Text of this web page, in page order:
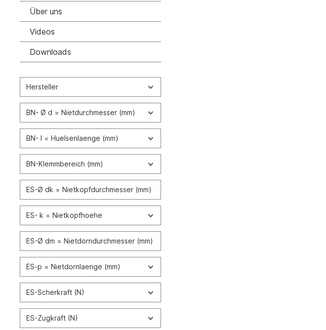
Über uns
Videos
Downloads
Hersteller
BN- Ø d = Nietdurchmesser (mm)
BN- l = Huelsenlaenge (mm)
BN-Klemmbereich (mm)
ES-Ø dk = Nietkopfdurchmesser (mm)
ES- k = Nietkopfhoehe
ES-Ø dm = Nietdorndurchmesser (mm)
ES-p = Nietdornlaenge (mm)
ES-Scherkraft (N)
ES-Zugkraft (N)